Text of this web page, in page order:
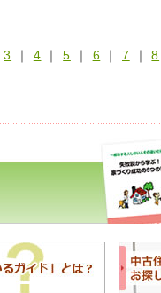
3 ｜ 4 ｜ 5 ｜ 6 ｜ 7 ｜ 8